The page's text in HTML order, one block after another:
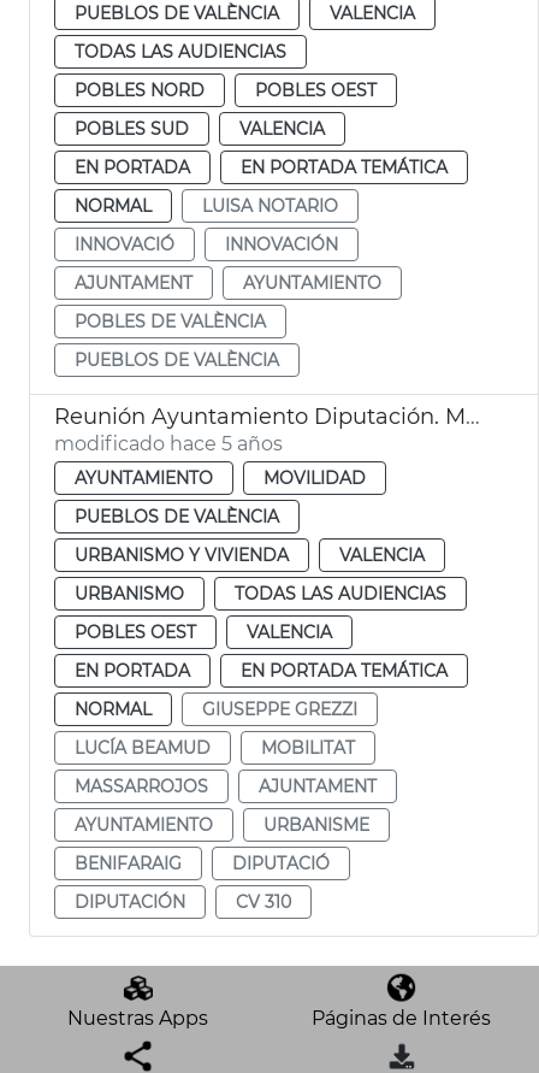
PUEBLOS DE VALÈNCIA
VALENCIA
TODAS LAS AUDIENCIAS
POBLES NORD
POBLES OEST
POBLES SUD
VALENCIA
EN PORTADA
EN PORTADA TEMÁTICA
NORMAL
LUISA NOTARIO
INNOVACIÓ
INNOVACIÓN
AJUNTAMENT
AYUNTAMIENTO
POBLES DE VALÈNCIA
PUEBLOS DE VALÈNCIA
Reunión Ayuntamiento Diputación. Massarrojos y Benifaraig
modificado hace 5 años
AYUNTAMIENTO
MOVILIDAD
PUEBLOS DE VALÈNCIA
URBANISMO Y VIVIENDA
VALENCIA
URBANISMO
TODAS LAS AUDIENCIAS
POBLES OEST
VALENCIA
EN PORTADA
EN PORTADA TEMÁTICA
NORMAL
GIUSEPPE GREZZI
LUCÍA BEAMUD
MOBILITAT
MASSARROJOS
AJUNTAMENT
AYUNTAMIENTO
URBANISME
BENIFARAIG
DIPUTACIÓ
DIPUTACIÓN
CV 310
Nuestras Apps Páginas de Interés